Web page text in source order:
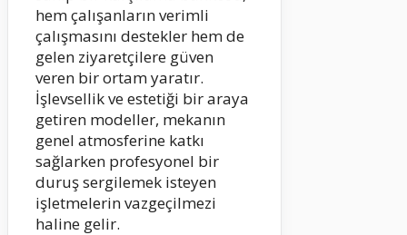
hem çalışanların verimli
çalışmasını destekler hem de
gelen ziyaretçilere güven
veren bir ortam yaratır.
İşlevsellik ve estetiği bir araya
getiren modeller, mekanın
genel atmosferine katkı
sağlarken profesyonel bir
duruş sergilemek isteyen
işletmelerin vazgeçilmezi
haline gelir.